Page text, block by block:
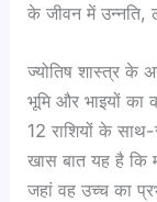
के जीवन में
ज्योतिष शास्त्र के
भूमि और भाइयों का
12 राशियों के
खास बात यह है कि
जहां वह उच्च का